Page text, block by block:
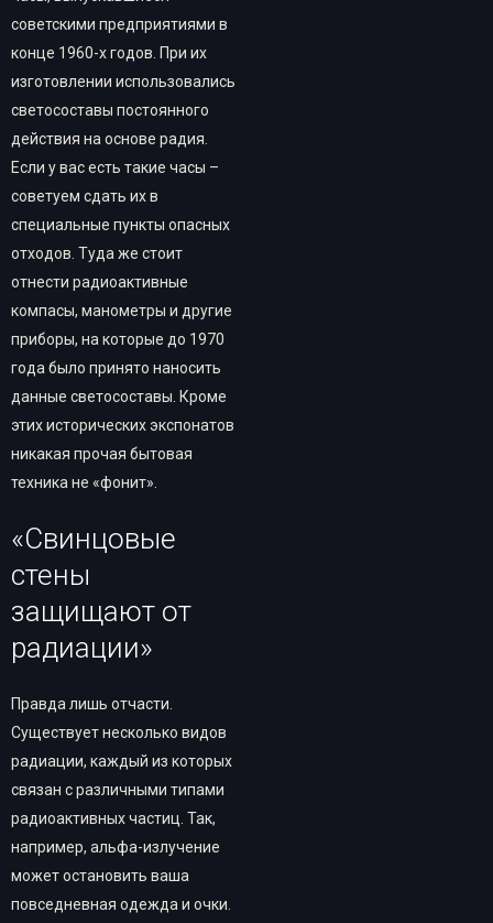
советскими предприятиями в
конце 1960-х годов. При их
изготовлении использовались
светосоставы постоянного
действия на основе радия.
Если у вас есть такие часы –
советуем сдать их в
специальные пункты опасных
отходов. Туда же стоит
отнести радиоактивные
компасы, манометры и другие
приборы, на которые до 1970
года было принято наносить
данные светосоставы. Кроме
этих исторических экспонатов
никакая прочая бытовая
техника не «фонит».
«Свинцовые
стены
защищают от
радиации»
Правда лишь отчасти.
Существует несколько видов
радиации, каждый из которых
связан с различными типами
радиоактивных частиц. Так,
например, альфа-излучение
может остановить ваша
повседневная одежда и очки.